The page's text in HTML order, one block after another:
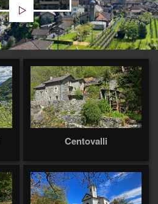
Centovalli